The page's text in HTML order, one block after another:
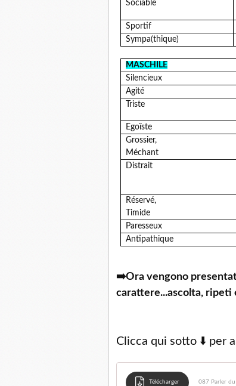
Sociable
Sportif
Sympa(thique)
MASCHILE
Silencieux
Agité
Triste
Egoïste
Grossier,
Méchant
Distrait
Réservé,
Timide
Paresseux
Antipathique
➡️Ora vengono
carattere...ascolta, ripeti
Clicca qui sotto ⬇️ per
Télécharger 087 Parler